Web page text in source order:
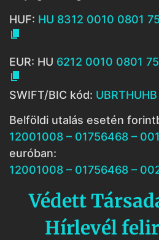
HUF: HU 8312 0010 0801

EUR: HU 6212 0010 0801

SWIFT/BIC kód: UBRTHUHB
Belföldi utalás esetén
12001008 – 01756468 –
euróban:
12001008 – 01756468 –
Védett
Hírlevél